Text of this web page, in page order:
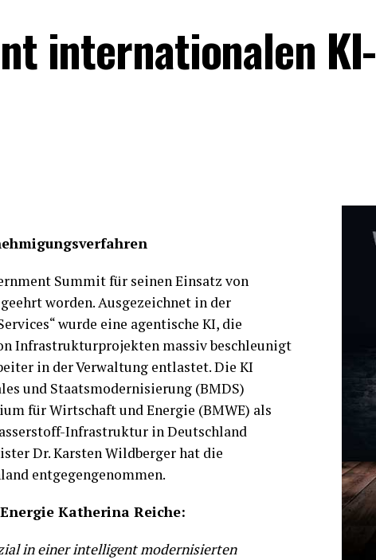
internationalen KI-
Summit für seinen Einsatz von
worden. Ausgezeichnet in der
wurde eine agentische KI, die
Infrastrukturprojekten massiv beschleunigt
in der Verwaltung entlastet. Die KI
und Staatsmodernisierung (BMDS)
für Wirtschaft und Energie (BMWE) als
Infrastruktur in Deutschland
Dr. Karsten Wildberger hat die
entgegengenommen.
Katherina Reiche:
in einer intelligent modernisierten